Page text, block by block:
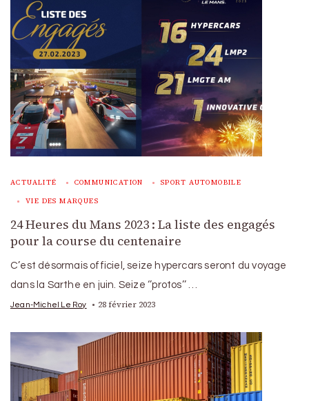
ACTUALITÉ COMMUNICATION SPORT AUTOMOBILE
VIE DES MARQUES
24 Heures du Mans 2023 : La liste des engagés
pour la course du centenaire
C’est désormais officiel, seize hypercars seront du voyage
dans la Sarthe en juin. Seize ‘’protos’’ …
Jean-Michel Le Roy 28 février 2023